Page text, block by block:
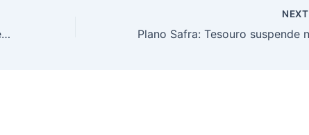
Dr. Ajuda: como controlar a ingestão de sódio na hipertensão arterial?
NEXT